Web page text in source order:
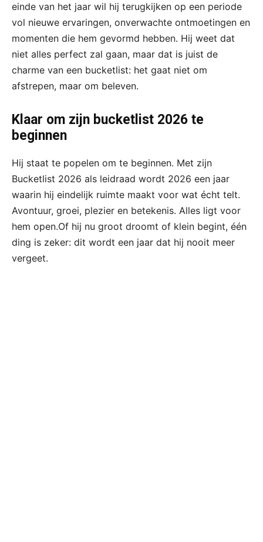
einde van het jaar wil hij terugkijken op een periode
vol nieuwe ervaringen, onverwachte ontmoetingen en
momenten die hem gevormd hebben. Hij weet dat
niet alles perfect zal gaan, maar dat is juist de
charme van een bucketlist: het gaat niet om
afstrepen, maar om beleven.
Klaar om zijn bucketlist 2026 te
beginnen
Hij staat te popelen om te beginnen. Met zijn
Bucketlist 2026 als leidraad wordt 2026 een jaar
waarin hij eindelijk ruimte maakt voor wat écht telt.
Avontuur, groei, plezier en betekenis. Alles ligt voor
hem open.Of hij nu groot droomt of klein begint, één
ding is zeker: dit wordt een jaar dat hij nooit meer
vergeet.